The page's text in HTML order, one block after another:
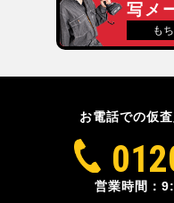
写メ
も
お電話での仮
営業時間：